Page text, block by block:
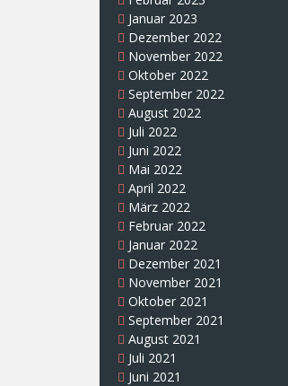
Januar 2023
Dezember 2022
November 2022
Oktober 2022
September 2022
August 2022
Juli 2022
Juni 2022
Mai 2022
April 2022
März 2022
Februar 2022
Januar 2022
Dezember 2021
November 2021
Oktober 2021
September 2021
August 2021
Juli 2021
Juni 2021